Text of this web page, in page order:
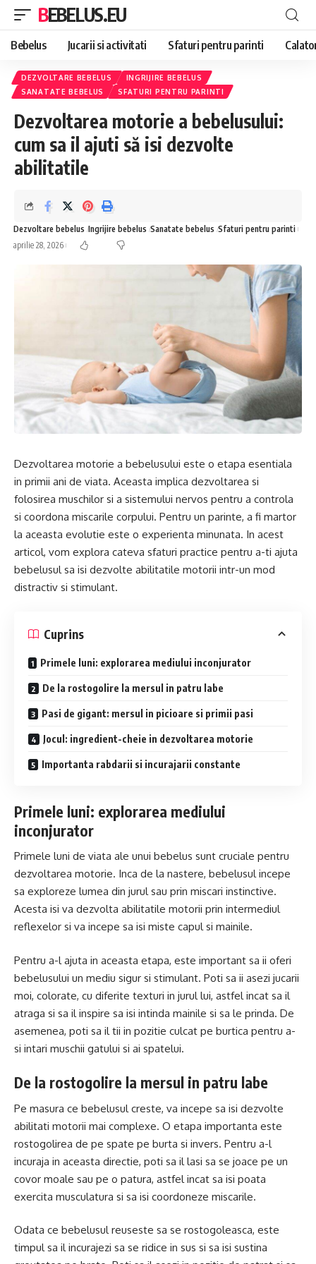
BEBELUS.EU
Bebelus Jucarii si activitati Sfaturi pentru parinti
DEZVOLTARE BEBELUS
INGRIJIRE BEBELUS
SANATATE BEBELUS
SFATURI PENTRU PARINTI
Dezvoltarea motorie a bebelusului:
cum sa il ajuti să isi dezvolte
abilitatile
Dezvoltare bebelus Ingrijire bebelus Sanatate bebelus Sfaturi pentru parinti
aprilie 28, 2026
Dezvoltarea motorie a bebelusului este o etapa esentiala
in primii ani de viata. Aceasta implica dezvoltarea si
folosirea muschilor si a sistemului nervos pentru a controla
si coordona miscarile corpului. Pentru un parinte, a fi martor
la aceasta evolutie este o experienta minunata. In acest
articol, vom explora cateva sfaturi practice pentru a-ti ajuta
bebelusul sa isi dezvolte abilitatile motorii intr-un mod
distractiv si stimulant.
Cuprins
Primele luni: explorarea mediului inconjurator
De la rostogolire la mersul in patru labe
Pasi de gigant: mersul in picioare si primii pasi
Jocul: ingredient-cheie in dezvoltarea motorie
Importanta rabdarii si incurajarii constante
Primele luni: explorarea mediului
inconjurator
Primele luni de viata ale unui bebelus sunt cruciale pentru
dezvoltarea motorie. Inca de la nastere, bebelusul incepe
sa exploreze lumea din jurul sau prin miscari instinctive.
Acesta isi va dezvolta abilitatile motorii prin intermediul
reflexelor si va incepe sa isi miste capul si mainile.
Pentru a-l ajuta in aceasta etapa, este important sa ii oferi
bebelusului un mediu sigur si stimulant. Poti sa ii asezi jucarii
moi, colorate, cu diferite texturi in jurul lui, astfel incat sa il
atraga si sa il inspire sa isi intinda mainile si sa le prinda. De
asemenea, poti sa il tii in pozitie culcat pe burtica pentru a-
si intari muschii gatului si ai spatelui.
De la rostogolire la mersul in patru labe
Pe masura ce bebelusul creste, va incepe sa isi dezvolte
abilitati motorii mai complexe. O etapa importanta este
rostogolirea de pe spate pe burta si invers. Pentru a-l
incuraja in aceasta directie, poti sa il lasi sa se joace pe un
covor moale sau pe o patura, astfel incat sa isi poata
exercita musculatura si sa isi coordoneze miscarile.
Odata ce bebelusul reuseste sa se rostogoleasca, este
timpul sa il incurajezi sa se ridice in sus si sa isi sustina